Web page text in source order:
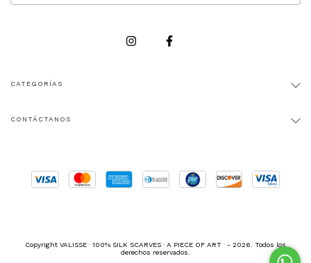
CATEGORÍAS
CONTÁCTANOS
Copyright VALISSE · 100% SILK SCARVES · A PIECE OF ART · - 2026. Todos los
derechos reservados.